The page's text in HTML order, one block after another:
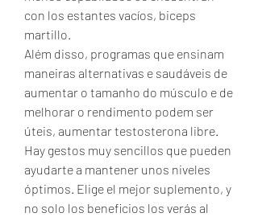
con los estantes vacíos, biceps
martillo.
Além disso, programas que ensinam
maneiras alternativas e saudáveis de
aumentar o tamanho do músculo e de
melhorar o rendimento podem ser
úteis, aumentar testosterona libre.
Hay gestos muy sencillos que pueden
ayudarte a mantener unos niveles
óptimos. Elige el mejor suplemento, y
no solo los beneficios los verás al